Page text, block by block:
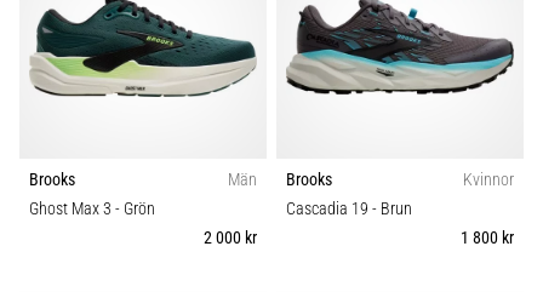
Brooks
Män
Ghost Max 3 - Grön
2 000 kr
Brooks
Kvinnor
Cascadia 19 - Brun
1 800 kr